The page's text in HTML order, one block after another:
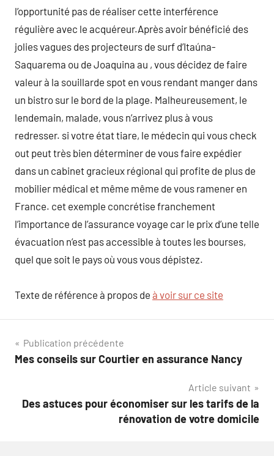
l’opportunité pas de réaliser cette interférence
régulière avec le acquéreur.Après avoir bénéficié des
jolies vagues des projecteurs de surf d’Itaúna-
Saquarema ou de Joaquina au , vous décidez de faire
valeur à la souillarde spot en vous rendant manger dans
un bistro sur le bord de la plage. Malheureusement, le
lendemain, malade, vous n’arrivez plus à vous
redresser. si votre état tiare, le médecin qui vous check
out peut très bien déterminer de vous faire expédier
dans un cabinet gracieux régional qui profite de plus de
mobilier médical et même même de vous ramener en
France. cet exemple concrétise franchement
l’importance de l’assurance voyage car le prix d’une telle
évacuation n’est pas accessible à toutes les bourses,
quel que soit le pays où vous vous dépistez.
Texte de référence à propos de à voir sur ce site
Navigation
de
Publication précédente
Mes conseils sur Courtier en assurance Nancy
Article suivant
Des astuces pour économiser sur les tarifs de la
rénovation de votre domicile